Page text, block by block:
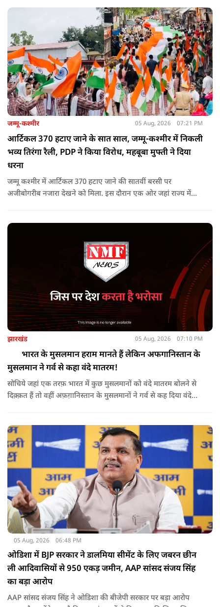
जम्मू-कश्मीर 05 Aug, 2026 07:21 PM
आर्टिकल 370 हटाए जाने के सात साल, जम्मू-कश्मीर में निकली
भव्य तिरंगा रैली, PDP ने किया विरोध, महबूबा मुफ्ती ने दिया
धरना
जम्मू कश्मीर में आर्टिकल 370 हटाए जाने की सातवीं बरसी पर
अजीबोगरीब नजारा देखने को मिला. इस दौरान एक ओर जहां राज्य में
झारखंड 05 Aug, 2026 07:10 PM
भारत के मुसलमान हराम मानते हैं लेकिन अफगानिस्तान के
मुसलमान ने गर्व से कहा वंदे मातरम!
सोचिये जहां एक तरफ़ भारत में कुछ मुसलमानों को वंदे मातरम बोलने से
दिक़्क़त हैं तो वहीं अफ़ग़ानिस्तान के मुसलमानों ने गर्व से कह दिया वंदे
05 Aug, 2026 06:48 PM
ओडिशा में BJP सरकार ने डालमिया सीमेंट के लिए जबरन छीन
ली आदिवासियों से 950 एकड़ जमीन, AAP सांसद संजय सिंह
का बड़ा आरोप
AAP सांसद संजय सिंह ने ओडिशा की बीजेपी सरकार पर बड़ा आरोप